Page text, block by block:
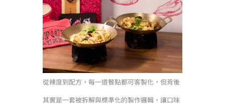
從辣度到配方，每一道餐點都可客製化，但背後
其實是一套被拆解與標準化的製作邏輯，讓口味